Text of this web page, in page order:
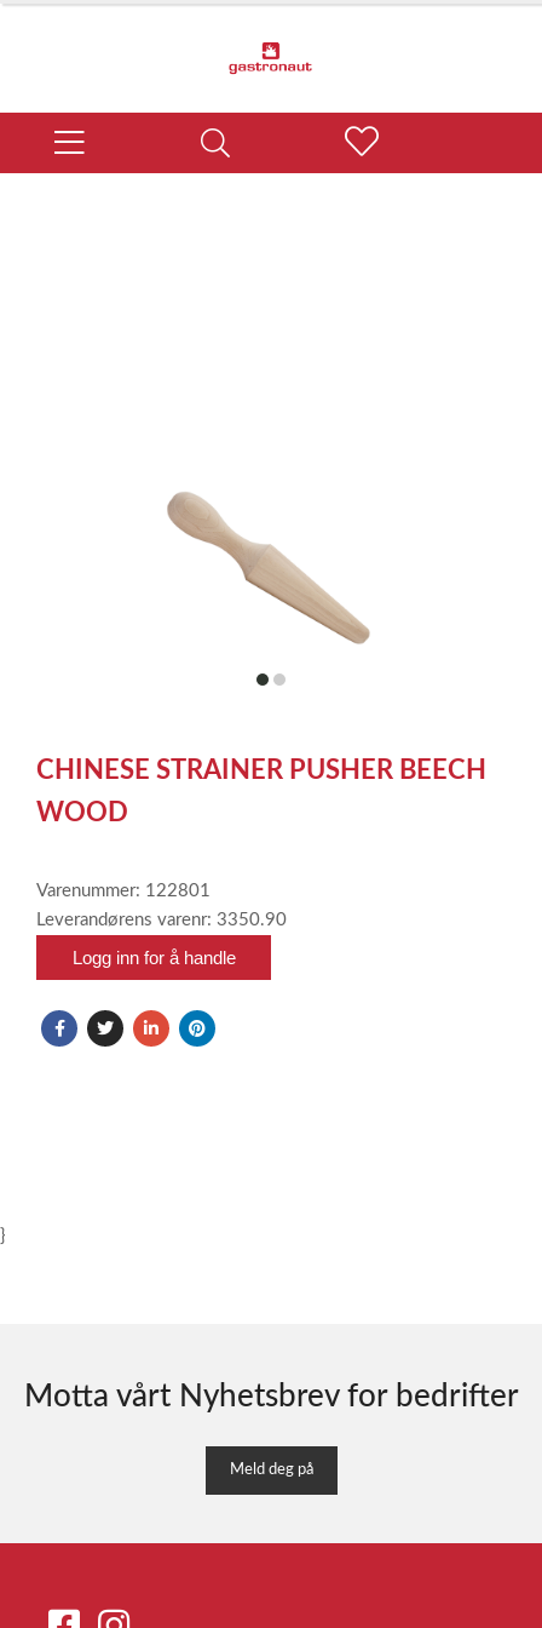
itemitem
of
2
CHINESE STRAINER PUSHER BEECH
WOOD
Varenummer: 122801
Leverandørens varenr: 3350.90
Logg inn for å handle
}
Motta vårt Nyhetsbrev for bedrifter
Meld deg på